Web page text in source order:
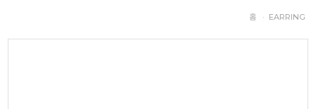
홈 · EARRING